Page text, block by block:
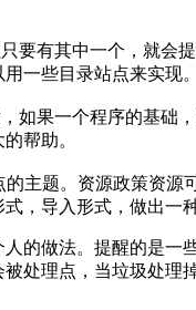
要有其中一个，就会
一些目录站点来实现。
如果一个程序的基础
帮助。
的主题。资源政策资
，导入形式，做出一
的做法。提醒的是
处理点，当垃圾处